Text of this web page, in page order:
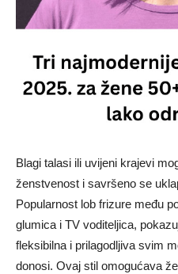
Blagi talasi ili uvijeni krajevi
ženstvenost i savršeno se
Popularnost lob frizure među
glumica i TV voditeljica,
fleksibilna i prilagodljiva svim
donosi. Ovaj stil omogućava